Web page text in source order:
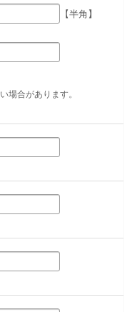
【半角】
場合があります。